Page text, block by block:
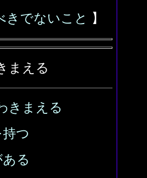
きでないこと 】
まえる
きまえる
つ
る